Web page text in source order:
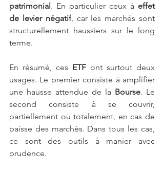
patrimonial. En particulier ceux à effet
de levier négatif, car les marchés sont
structurellement haussiers sur le long
terme.
En résumé, ces ETF ont surtout deux
usages. Le premier consiste à amplifier
une hausse attendue de la Bourse. Le
second consiste à se couvrir,
partiellement ou totalement, en cas de
baisse des marchés. Dans tous les cas,
ce sont des outils à manier avec
prudence.